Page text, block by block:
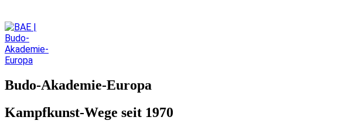
Budo-Akademie-Europa
Kampfkunst-Wege seit 1970